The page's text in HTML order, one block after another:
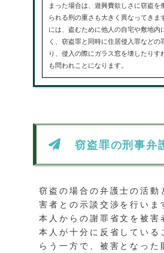
まった場合は、遊興費欲しさに窃盗を
られる刑の重さも大きく異なってきま
には、盗むために他人の自宅や敷地内
く、窃盗罪と同時に住居侵入罪などの
り、侵入の際にガラス窓を壊したりす
も問われことになります。
窃盗罪の刑事弁
窃盗の場合の弁護士の活動
害者との示談交渉を行いま
本人からの謝罪省文を被害
本人が十分に反省している
らう一方で、被害となった